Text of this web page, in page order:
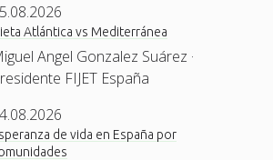
Atlántica vs Mediterránea
Angel Gonzalez Suárez ·
FIJET España
de vida en España por